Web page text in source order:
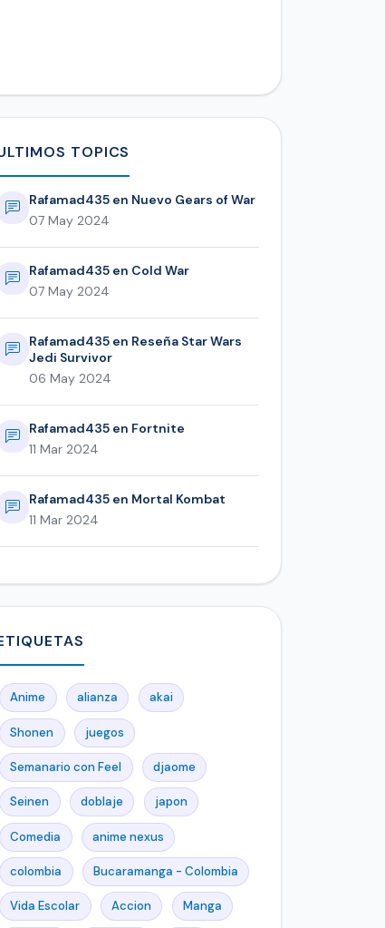
TOPICS
Rafamad435 en Nuevo Gears of War
07 May 2024
Rafamad435 en Cold War
07 May 2024
Rafamad435 en Reseña Star Wars
Jedi Survivor
06 May 2024
Rafamad435 en Fortnite
11 Mar 2024
Rafamad435 en Mortal Kombat
11 Mar 2024
Anime alianza akai
Shonen juegos
Semanario con Feel djaome
Seinen doblaje japon
Comedia anime nexus
colombia Bucaramanga - Colombia
Vida Escolar Accion Manga